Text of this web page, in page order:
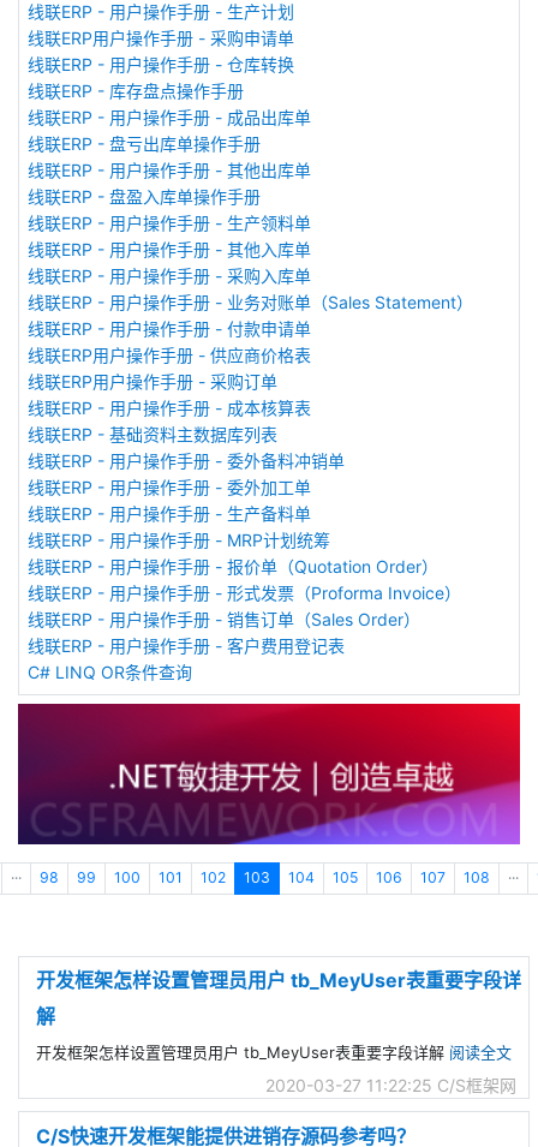
线联ERP - 用户操作手册 - 生产计划
线联ERP用户操作手册 - 采购申请单
线联ERP - 用户操作手册 - 仓库转换
线联ERP - 库存盘点操作手册
线联ERP - 用户操作手册 - 成品出库单
线联ERP - 盘亏出库单操作手册
线联ERP - 用户操作手册 - 其他出库单
线联ERP - 盘盈入库单操作手册
线联ERP - 用户操作手册 - 生产领料单
线联ERP - 用户操作手册 - 其他入库单
线联ERP - 用户操作手册 - 采购入库单
线联ERP - 用户操作手册 - 业务对账单（Sales Statement）
线联ERP - 用户操作手册 - 付款申请单
线联ERP用户操作手册 - 供应商价格表
线联ERP用户操作手册 - 采购订单
线联ERP - 用户操作手册 - 成本核算表
线联ERP - 基础资料主数据库列表
线联ERP - 用户操作手册 - 委外备料冲销单
线联ERP - 用户操作手册 - 委外加工单
线联ERP - 用户操作手册 - 生产备料单
线联ERP - 用户操作手册 - MRP计划统筹
线联ERP - 用户操作手册 - 报价单（Quotation Order）
线联ERP - 用户操作手册 - 形式发票（Proforma Invoice）
线联ERP - 用户操作手册 - 销售订单（Sales Order）
线联ERP - 用户操作手册 - 客户费用登记表
C# LINQ OR条件查询
··· 98 99 100 101 102 103 104 105 106 107 108 ···
开发框架怎样设置管理员用户 tb_MeyUser表重要字段详
解
开发框架怎样设置管理员用户 tb_MeyUser表重要字段详解 阅读全文
2020-03-27 11:22:25 C/S框架网
C/S快速开发框架能提供进销存源码参考吗？